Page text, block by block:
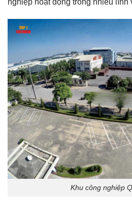
nghiệp hoạt động trong nhiều lĩnh
Khu công nghiệp